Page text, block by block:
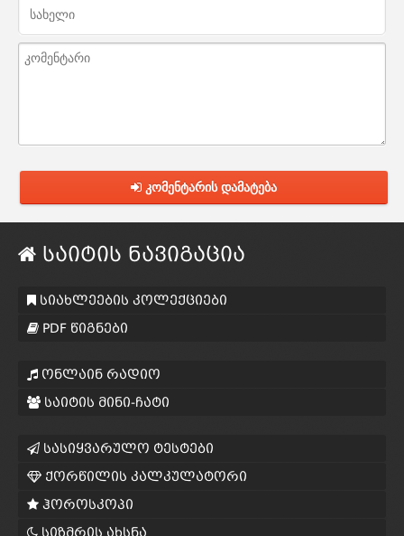
კომენტარის დამატება
საიტის ნავიგაცია
სიახლეების კოლექციები
PDF წიგნები
ონლაინ რადიო
საიტის მინი-ჩატი
სასიყვარულო ტესტები
ქორწილის კალკულატორი
ჰოროსკოპი
სიზმრის ახსნა